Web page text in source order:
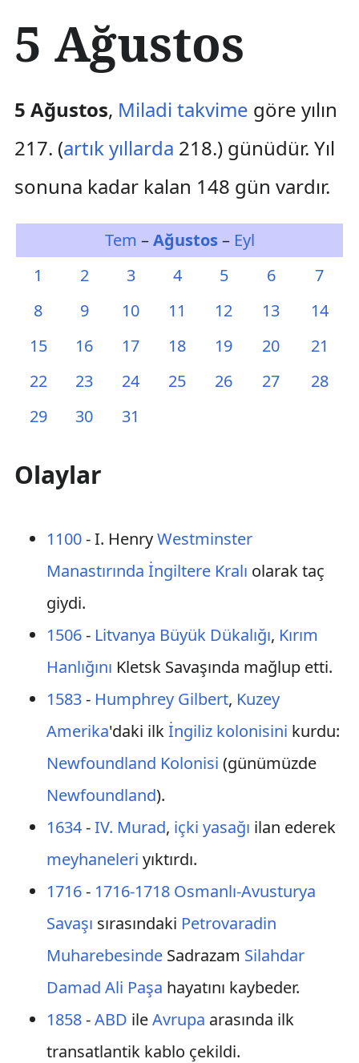
ç
e
r
e
t
a
5 Ağustos
5 Ağustos, Miladi takvime göre yılın
217. (artık yıllarda 218.) günüdür. Yıl
sonuna kadar kalan 148 gün vardır.
Tem –Ağustos– Eyl
1
2 3 4 5 6
7
8
9 10 11 12 13
14
15
16 17 18 19 20
21
22
23 24 25 26 27
28
29
30 31
Olaylar
1100- I. HenryWestminster
Manastırında İngiltere Kralı olarak taç
giydi.
1506- Litvanya Büyük Dükalığı, Kırım
Hanlığını Kletsk Savaşında mağlup etti.
1583- Humphrey Gilbert, Kuzey
Amerika'daki ilkİngiliz kolonisini kurdu:
Newfoundland Kolonisi (günümüzde
Newfoundland).
1634-IV. Murad, içki yasağı ilan ederek
meyhaneleri yıktırdı.
1716- 1716-1718 Osmanlı-Avusturya
Savaşı sırasındaki Petrovaradin
MuharebesindeSadrazam Silahdar
Damad Ali Paşa hayatını kaybeder.
1858-ABD ileAvrupa arasında ilk
transatlantik kablo çekildi.